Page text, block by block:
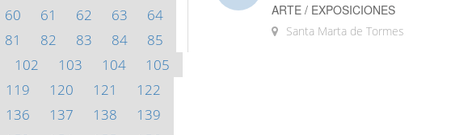
60 61 62 63
64
81 82 83 84
85
102 103 104
105
119 120 121
122
136 137 138
139
ARTE / EXPOSICIONES
Santa Marta de Tormes